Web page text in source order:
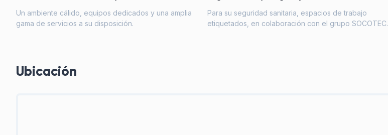
Un ambiente cálido, equipos dedicados y una amplia
gama de servicios a su disposición.
Para su seguridad sanitaria, espacios de trabajo
etiquetados, en colaboración con el grupo SOCOTEC.
Ubicación